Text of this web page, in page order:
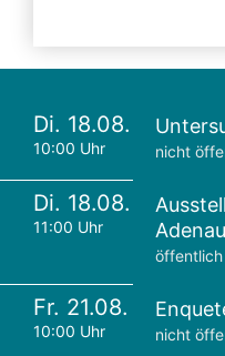
Di. 18.08.
10:00 Uhr nicht
Di. 18.08.
11:00 Uhr
öffentlich
Fr. 21.08.
10:00 Uhr nicht